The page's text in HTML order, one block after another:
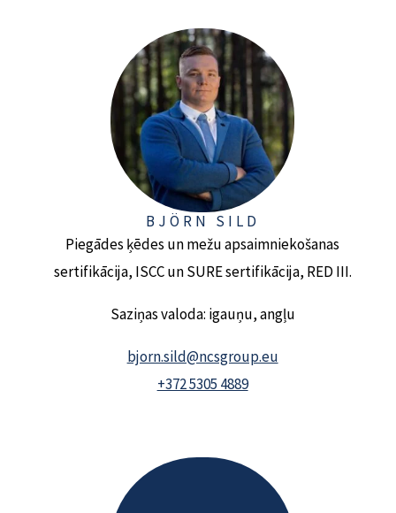
BJÖRN SILD
Piegādes ķēdes un mežu apsaimniekošanas
sertifikācija, ISCC un SURE sertifikācija, RED III.
Saziņas valoda: igauņu, angļu
bjorn.sild@ncsgroup.eu
+372 5305 4889